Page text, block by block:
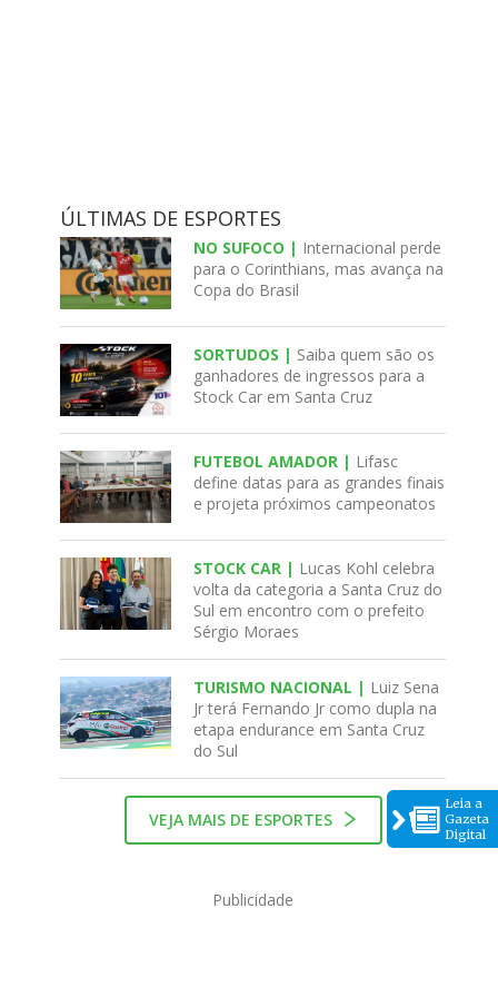
Leia a
Gazeta
Digital
ÚLTIMAS DE ESPORTES
NO SUFOCO | Internacional perde
para o Corinthians, mas avança na
Copa do Brasil
SORTUDOS | Saiba quem são os
ganhadores de ingressos para a
Stock Car em Santa Cruz
FUTEBOL AMADOR | Lifasc
define datas para as grandes finais
e projeta próximos campeonatos
STOCK CAR | Lucas Kohl celebra
volta da categoria a Santa Cruz do
Sul em encontro com o prefeito
Sérgio Moraes
TURISMO NACIONAL | Luiz Sena
Jr terá Fernando Jr como dupla na
etapa endurance em Santa Cruz
do Sul
VEJA MAIS DE ESPORTES
Publicidade